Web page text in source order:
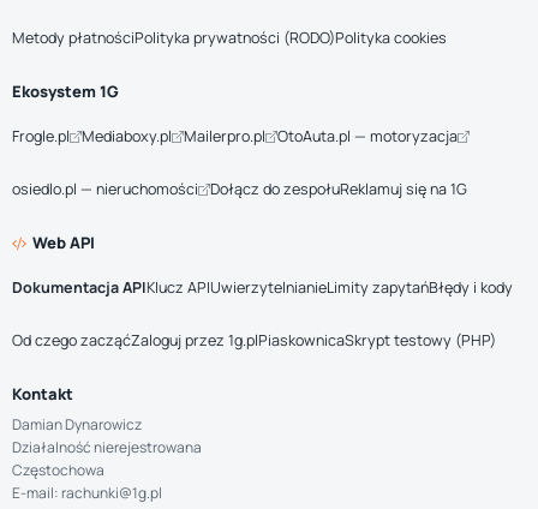
Metody płatnościPolityka prywatności (RODO)Polityka cookies
Ekosystem 1G
Frogle.pl Mediaboxy.pl Mailerpro.pl OtoAuta.pl — motoryzacja
osiedlo.pl — nieruchomości Dołącz do zespołuReklamuj się na 1G
Web API
Dokumentacja APIKlucz APIUwierzytelnianieLimity zapytańBłędy i kody
Od czego zacząćZaloguj przez 1g.plPiaskownicaSkrypt testowy (PHP)
Kontakt
Damian Dynarowicz
Działalność nierejestrowana
Częstochowa
E-mail: rachunki@1g.pl